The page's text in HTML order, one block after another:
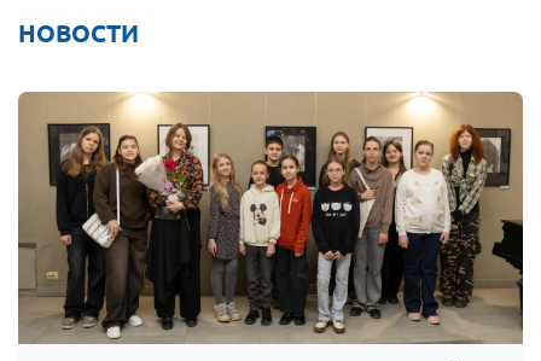
Калининградская область
Кемеровская область
Кировская область
Краснодарский край
Красноярский край
Липецкая область
Ленинградская область
НОВОСТИ